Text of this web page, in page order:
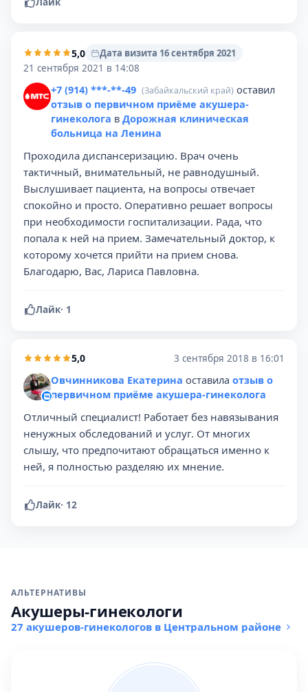
5,0
Дата визита 16 сентября 2021
21 сентября 2021 в 14:08
+7 (914) ***-**-49 (Забайкальский край) оставил
отзыв о первичном приёме акушера-
гинеколога в Дорожная клиническая
больница на Ленина
Проходила диспансеризацию. Врач очень
тактичный, внимательный, не равнодушный.
Выслушивает пациента, на вопросы отвечает
спокойно и просто. Оперативно решает вопросы
при необходимости госпитализации. Рада, что
попала к ней на прием. Замечательный доктор, к
которому хочется прийти на прием снова.
Благодарю, Вас, Лариса Павловна.
Лайк· 1
5,0 3 сентября 2018 в 16:01
Овчинникова Екатерина оставила отзыв о
первичном приёме акушера-гинеколога
Отличный специалист! Работает без навязывания
ненужных обследований и услуг. От многих
слышу, что предпочитают обращаться именно к
ней, я полностью разделяю их мнение.
Лайк· 12
АЛЬТЕРНАТИВЫ
Акушеры-гинекологи
27 акушеров-гинекологов в Центральном районе